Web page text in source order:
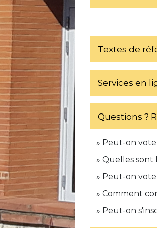
Textes de
Services en
Questions ?
Peut-on
Quelles sont
Peut-on
Comment
Peut-on